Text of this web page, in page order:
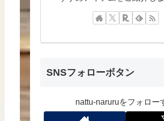
SNSフォローボタン
nattu-naruruをフォロー